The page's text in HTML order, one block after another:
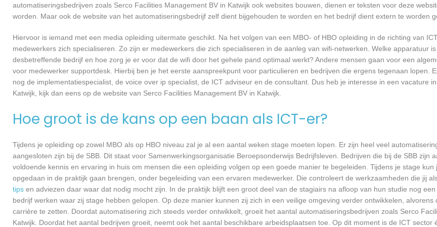
automatiseringsbedrijven zoals Serco Facilities Management BV in Katwijk ook websites bouwen, dienen er teksten voor deze
worden. Maar ook de website van het automatiseringsbedrijf zelf dient bijgehouden te worden en het bedrijf dient extern te worden
Hiervoor is iemand met een media opleiding uitermate geschikt. Na het volgen van een MBO- of HBO opleiding in de richting van
medewerkers zich specialiseren. Zo zijn er medewerkers die zich specialiseren in de aanleg van wifi-netwerken. Welke apparatuur
desbetreffende bedrijf en hoe zorg je er voor dat de wifi door het gehele pand optimaal werkt? Andere mensen gaan voor een
voor medewerker supportdesk. Hierbij ben je het eerste aanspreekpunt voor particulieren en bedrijven die ergens tegenaan lopen.
nog de implementatiespecialist, de voice over ip specialist, de ICT adviseur en de consultant. Dus heb je interesse in een vacature
Katwijk, kijk dan eens op de website van Serco Facilities Management BV in Katwijk.
Hoe groot is de kans op een baan als ICT-er?
Tijdens je opleiding op zowel MBO als op HBO niveau zal je al een aantal weken stage moeten lopen. Er zijn heel veel
aangesloten zijn bij de SBB. Dit staat voor Samenwerkingsorganisatie Beroepsonderwijs Bedrijfsleven. Bedrijven die bij de SBB zijn
voldoende kennis en ervaring in huis om mensen die een opleiding volgen op een goede manier te begeleiden. Tijdens je stage kun
opgedaan in de praktijk gaan brengen, onder begeleiding van een ervaren medewerker. Die controleert de werkzaamheden die jij
tips en adviezen daar waar dat nodig mocht zijn. In de praktijk blijft een groot deel van de stagiairs na afloop van hun studie nog
bedrijf werken waar zij stage hebben gelopen. Op deze manier kunnen zij zich in een veilige omgeving verder ontwikkelen, alvorens
carrière te zetten. Doordat automatisering zich steeds verder ontwikkelt, groeit het aantal automatiseringsbedrijven zoals Serco
Katwijk. Doordat het aantal bedrijven groeit, neemt ook het aantal beschikbare arbeidsplaatsen toe. Op dit moment is de ICT sector